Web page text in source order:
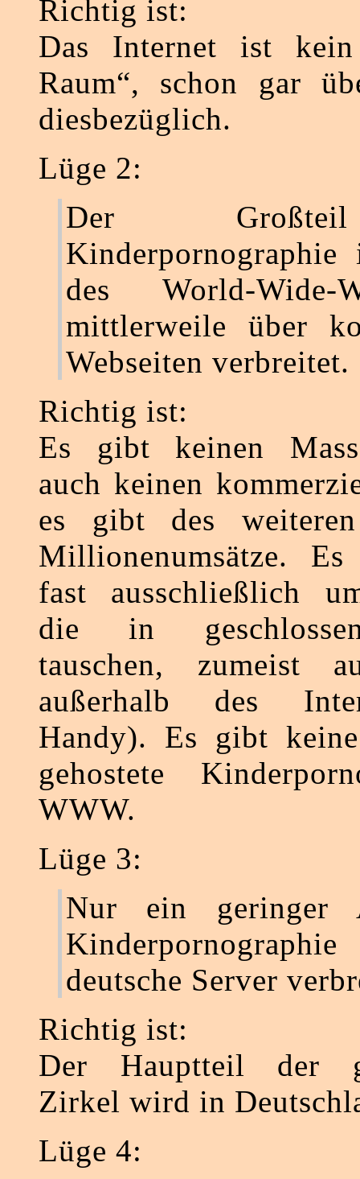
Richtig ist:
Das Internet ist kein
Raum“, schon gar
diesbezüglich.
Lüge 2:
Der
Kinderpornographie
des World-
mittlerweile über
Webseiten verbreitet.
Richtig ist:
Es gibt keinen
auch keinen
es gibt des
Millionenumsätze.
fast ausschließlich
die in
tauschen, zumeist
außerhalb des
Handy). Es gibt
gehostete
WWW.
Lüge 3:
Nur ein geringer
deutsche Server
Richtig ist:
Der Hauptteil der
Zirkel wird in
Lüge 4: